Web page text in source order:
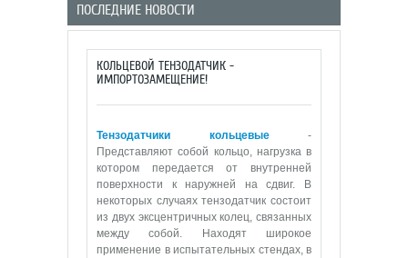
ПОСЛЕДНИЕ НОВОСТИ
КОЛЬЦЕВОЙ ТЕНЗОДАТЧИК -
ИМПОРТОЗАМЕЩЕНИЕ!
Тензодатчики кольцевые-
Представляют собой кольцо, нагрузка в
котором передается от внутренней
поверхности к наружней на сдвиг. В
некоторых случаях тензодатчик состоит
из двух эксцентричных колец, связанных
между собой. Находят широкое
применение в испытательных стендах, в